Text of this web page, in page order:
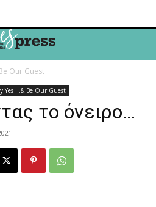
Our Guest
Yes ...& Be Our Guest
το όνειρο…